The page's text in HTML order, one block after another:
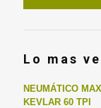
Lo mas
NEUMÁTICO
KEVLAR 60 TPI